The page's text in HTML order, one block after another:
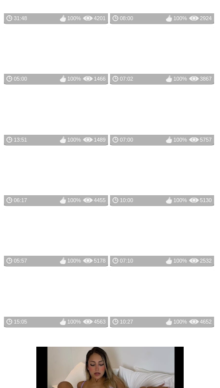
31:48 4201
100% 08:00 2924
100%
05:00 1466
100% 07:02 3867
100%
13:51 1489
100% 07:00 5757
100%
06:17 4455
100% 10:00 5130
100%
05:57 5178
100% 07:10 2532
100%
15:05 4563
100% 10:27 4652
100%